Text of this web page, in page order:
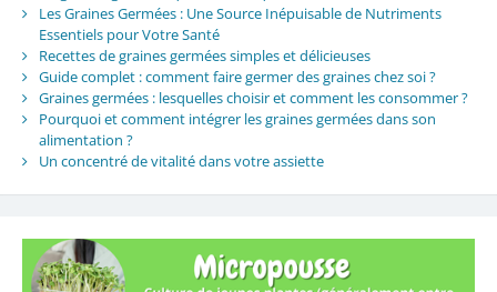
Les Graines Germées : Une Source Inépuisable de Nutriments
Essentiels pour Votre Santé
Recettes de graines germées simples et délicieuses
Guide complet : comment faire germer des graines chez soi ?
Graines germées : lesquelles choisir et comment les consommer ?
Pourquoi et comment intégrer les graines germées dans son
alimentation ?
Un concentré de vitalité dans votre assiette